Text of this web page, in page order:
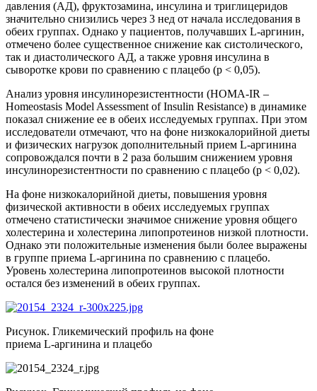
давления (АД), фруктозамина, инсулина и три­глицеридов
значительно снизились через 3 нед от начала исследования в
обеих группах. Однако у пациентов, получавших L-аргинин,
отмечено более существенное снижение как систолического,
так и диастолического АД, а также уровня инсулина в
сыворотке крови по сравнению с плацебо (р < 0,05).
Анализ уровня инсулинорезистентности (HOMA-IR –
Homeostasis Model Assessment of Insulin Resistance) в динамике
показал снижение ее в обеих исследуемых группах. При этом
исследователи отмечают, что на фоне низкокалорийной диеты
и физических нагрузок дополнительный прием L-аргинина
сопровождался почти в 2 раза большим снижением уровня
инсулинорезистентности по сравнению с плацебо (р < 0,02).
На фоне низкокалорийной диеты, повышения уровня
физической активности в обеих исследуемых группах
отмечено статистически значимое снижение уровня общего
холестерина и холестерина липопротеинов низкой плотности.
Однако эти положительные изменения были более выражены
в группе приема L-аргинина по сравнению с плацебо.
Уровень холестерина липопротеинов высокой плотности
остался без изменений в обеих группах.
Рисунок. Гликемический профиль на фоне
приема L-аргинина и плацебо